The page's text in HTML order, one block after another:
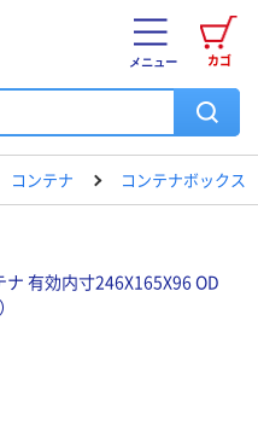
カゴ
メニュー
コンテナ コンテナボックス
ナ 有効内寸246X165X96 OD